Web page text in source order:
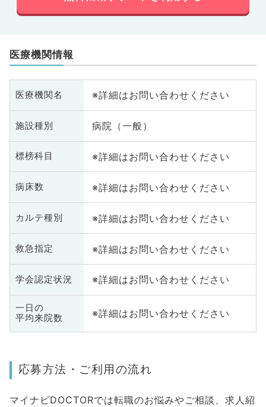
医療機関情報
医療機関名 ※詳細はお問い合わせください
施設種別 病院（一般）
標榜科目 ※詳細はお問い合わせください
病床数 ※詳細はお問い合わせください
カルテ種別 ※詳細はお問い合わせください
救急指定 ※詳細はお問い合わせください
学会認定状況 ※詳細はお問い合わせください
一日の
平均来院数
※詳細はお問い合わせください
応募方法・ご利用の流れ
マイナビDOCTORでは転職のお悩みやご相談、求人紹